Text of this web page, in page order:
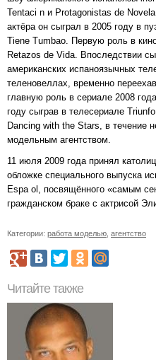
Tentaci n и Protagonistas de
актёра он сыграл в 2005 году в
Tiene Tumbao. Первую роль в
Retazos de Vida. Впоследствии
американских испаноязычных
теленовеллах, временно
главную роль в сериале 2008
году сыграв в телесериале
Dancing with the Stars, в течение
модельным агентством.
11 июля 2009 года принял
обложке специального выпуска
Espa ol, посвящённого «самым
гражданском браке с актрисой
Категории: работа моделью агентство
Читайте также